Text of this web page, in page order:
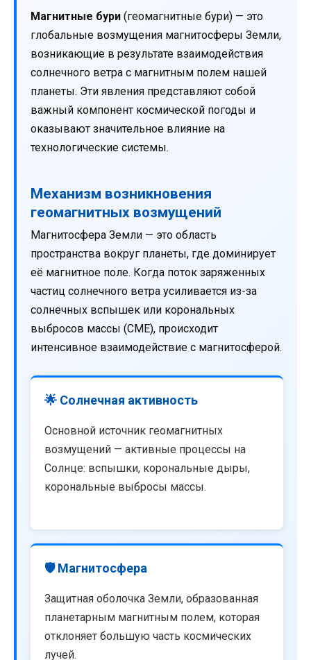
Магнитные бури (геомагнитные бури) — это
глобальные возмущения магнитосферы Земли,
возникающие в результате взаимодействия
солнечного ветра с магнитным полем нашей
планеты. Эти явления представляют собой
важный компонент космической погоды и
оказывают значительное влияние на
технологические системы.
Механизм возникновения
геомагнитных возмущений
Магнитосфера Земли — это область
пространства вокруг планеты, где доминирует
её магнитное поле. Когда поток заряженных
частиц солнечного ветра усиливается из-за
солнечных вспышек или корональных
выбросов массы (CME), происходит
интенсивное взаимодействие с магнитосферой.
🌟 Солнечная активность
Основной источник геомагнитных
возмущений — активные процессы на
Солнце: вспышки, корональные дыры,
корональные выбросы массы.
🛡️ Магнитосфера
Защитная оболочка Земли, образованная
планетарным магнитным полем, которая
отклоняет большую часть космических
лучей.